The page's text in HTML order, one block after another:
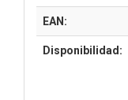
EAN:
Disponibilidad: